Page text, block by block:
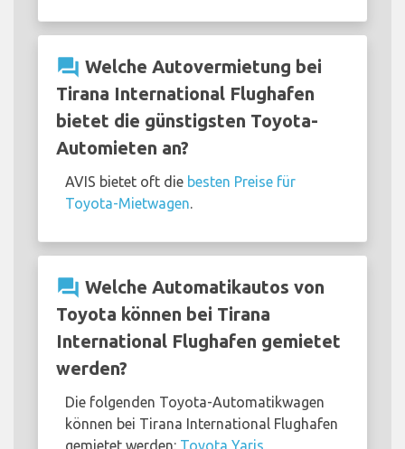
question_answer Welche Autovermietung bei
Tirana International Flughafen
bietet die günstigsten Toyota-
Automieten an?
AVIS bietet oft die besten Preise für
Toyota-Mietwagen
question_answer Welche Automatikautos von
Toyota können bei Tirana
International Flughafen gemietet
werden?
Die folgenden Toyota-Automatikwagen
können bei Tirana International Flughafen
gemietet werden: Toyota Yaris